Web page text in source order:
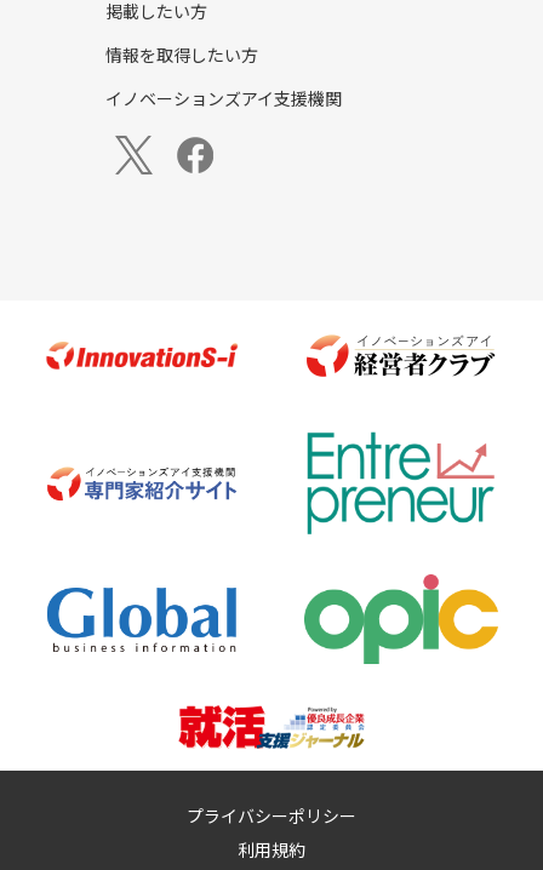
掲載したい方
情報を取得したい方
イノベーションズアイ支援機関
プライバシーポリシー
利用規約